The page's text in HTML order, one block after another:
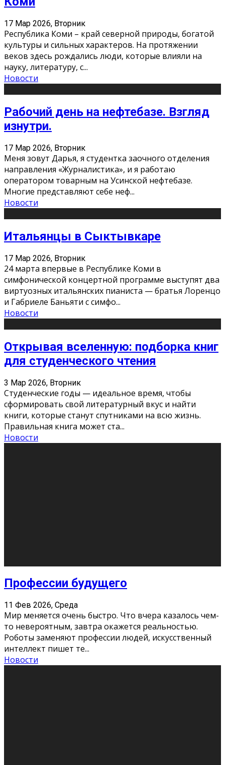
17 Мар 2026, Вторник
Республика Коми – край северной природы, богатой
культуры и сильных характеров. На протяжении
веков здесь рождались люди, которые влияли на
науку, литературу, с...
Новости
Рабочий день на нефтебазе. Взгляд
изнутри.
17 Мар 2026, Вторник
Меня зовут Дарья, я студентка заочного отделения
направления «Журналистика», и я работаю
оператором товарным на Усинской нефтебазе.
Многие представляют себе неф...
Новости
Итальянцы в Сыктывкаре
17 Мар 2026, Вторник
24 марта впервые в Республике Коми в
симфонической концертной программе выступят два
виртуозных итальянских пианиста — братья Лоренцо
и Габриеле Баньяти с симфо...
Новости
Открывая вселенную: подборка книг
для студенческого чтения
3 Мар 2026, Вторник
Студенческие годы — идеальное время, чтобы
сформировать свой литературный вкус и найти
книги, которые станут спутниками на всю жизнь.
Правильная книга может ста...
Новости
Как бороться со стрессом
11 Фев 2026, Среда
Стресс – нормальная реакция организма, когда
факторов, воздействующих на твой организм
больше, чем ресурсов. Есть советы, как бороться со
стрессовым состояни
Новости